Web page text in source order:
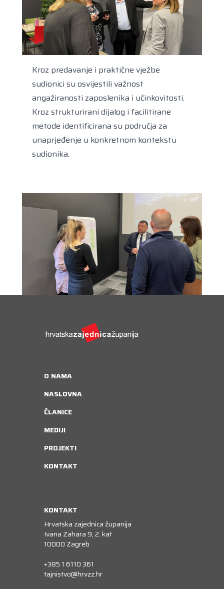
Kroz predavanje i praktične vježbe
sudionici su osvijestili važnost
angažiranosti zaposlenika i učinkovitosti.
Kroz strukturirani dijalog i facilitirane
metode identificirana su područja za
unaprjeđenje u konkretnom kontekstu
sudionika.
O NAMA
NASLOVNA
ČLANICE
MEDIJI
PROJEKTI
KONTAKT
KONTAKT
Hrvatska zajednica županija
Ivana Zahara 9, 2. kat
10000 Zagreb
+385 1 6110 361
tajnistvo@hrvzz.hr